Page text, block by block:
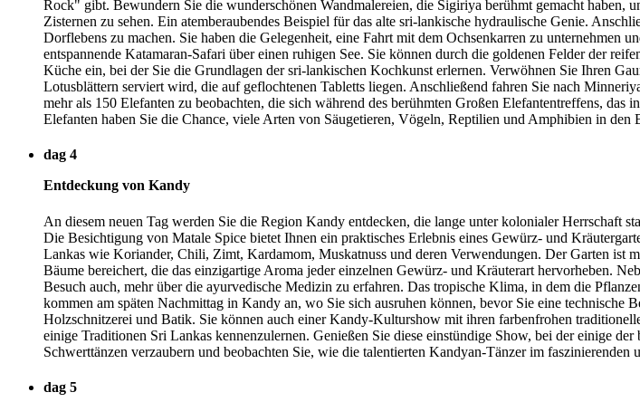
Rock" gibt. Bewundern Sie die wunderschönen Wandmalereien, die Sigiriya berühmt gemacht haben,
Zisternen zu sehen. Ein atemberaubendes Beispiel für das alte sri-lankische hydraulische Genie.
Dorflebens zu machen. Sie haben die Gelegenheit, eine Fahrt mit dem Ochsenkarren zu unternehmen
entspannende Katamaran-Safari über einen ruhigen See. Sie können durch die goldenen Felder der
Küche ein, bei der Sie die Grundlagen der sri-lankischen Kochkunst erlernen. Verwöhnen Sie Ihren
Lotusblättern serviert wird, die auf geflochtenen Tabletts liegen. Anschließend fahren Sie nach
mehr als 150 Elefanten zu beobachten, die sich während des berühmten Großen Elefantentreffens,
Elefanten haben Sie die Chance, viele Arten von Säugetieren, Vögeln, Reptilien und Amphibien in den
dag 4
Entdeckung von Kandy
An diesem neuen Tag werden Sie die Region Kandy entdecken, die lange unter kolonialer Herrschaft
Die Besichtigung von Matale Spice bietet Ihnen ein praktisches Erlebnis eines Gewürz- und
Lankas wie Koriander, Chili, Zimt, Kardamom, Muskatnuss und deren Verwendungen. Der Garten ist
Bäume bereichert, die das einzigartige Aroma jeder einzelnen Gewürz- und Kräuterart hervorheben.
Besuch auch, mehr über die ayurvedische Medizin zu erfahren. Das tropische Klima, in dem die
kommen am späten Nachmittag in Kandy an, wo Sie sich ausruhen können, bevor Sie eine
Holzschnitzerei und Batik. Sie können auch einer Kandy-Kulturshow mit ihren farbenfrohen
einige Traditionen Sri Lankas kennenzulernen. Genießen Sie diese einstündige Show, bei der einige
Schwerttänzen verzaubern und beobachten Sie, wie die talentierten Kandyan-Tänzer im
dag 5